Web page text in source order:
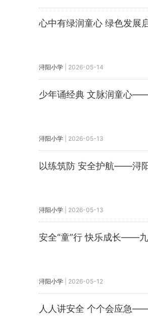
心中有绿润童心 绿色发
浔阳小学 2026-05-14
少年诵经典 文脉润童心
浔阳小学 2026-05-13
以练筑防 安全护航——浔
浔阳小学 2026-05-13
安全“童”行 快乐成长——
浔阳小学 2026-05-12
人人讲安全 个个会应急